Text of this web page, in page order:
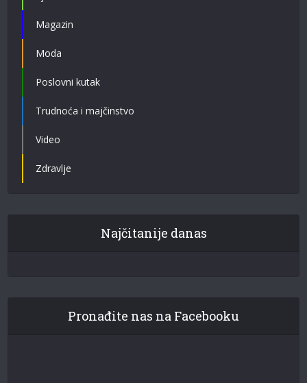
Magazin
Moda
Poslovni kutak
Trudnoća i majčinstvo
Video
Zdravlje
Najčitanije danas
Pronađite nas na Facebooku